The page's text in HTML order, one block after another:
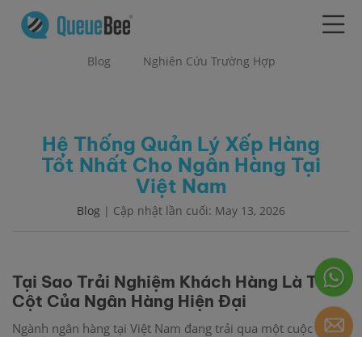
Blog Nghiên Cứu Trường Hợp
Hệ Thống Quản Lý Xếp Hàng
Tốt Nhất Cho Ngân Hàng Tại
Việt Nam
Blog | Cập nhật lần cuối: May 13, 2026
Tại Sao Trải Nghiệm Khách Hàng Là Trụ
Cột Của Ngân Hàng Hiện Đại
Ngành ngân hàng tại Việt Nam đang trải qua một cuộc